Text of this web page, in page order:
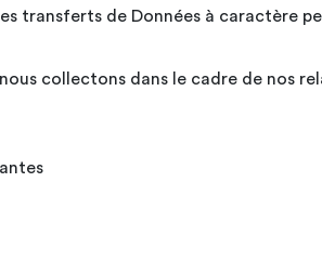
transferts de Données à caractère
collectons dans le cadre de nos